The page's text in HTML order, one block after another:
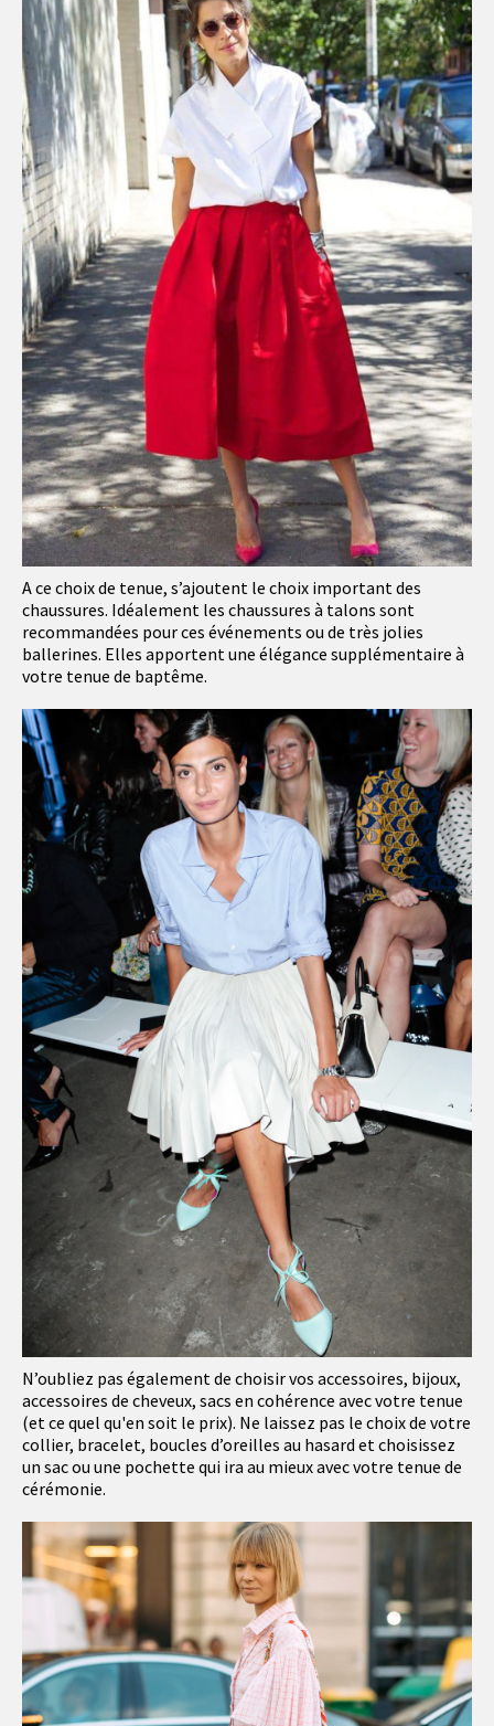
A ce choix de tenue, s’ajoutent le choix important des
chaussures. Idéalement les chaussures à talons sont
recommandées pour ces événements ou de très jolies
ballerines. Elles apportent une élégance supplémentaire à
votre tenue de baptême.
N’oubliez pas également de choisir vos accessoires, bijoux,
accessoires de cheveux, sacs en cohérence avec votre tenue
(et ce quel qu'en soit le prix). Ne laissez pas le choix de votre
collier, bracelet, boucles d’oreilles au hasard et choisissez
un sac ou une pochette qui ira au mieux avec votre tenue de
cérémonie.